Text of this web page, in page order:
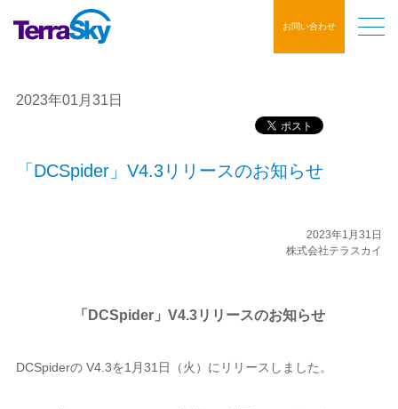
お問い合わせ
2023年01月31日
「DCSpider」V4.3リリースのお知らせ
2023年1月31日
株式会社テラスカイ
「DCSpider」V4.3リリースのお知らせ
DCSpiderの V4.3を1月31日（火）にリリースしました。